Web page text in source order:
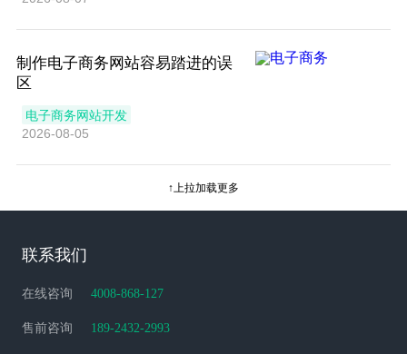
制作电子商务网站容易踏进的误
区
电子商务网站开发
2026-08-05
↑上拉加载更多
联系我们
在线咨询 4008-868-127
售前咨询 189-2432-2993